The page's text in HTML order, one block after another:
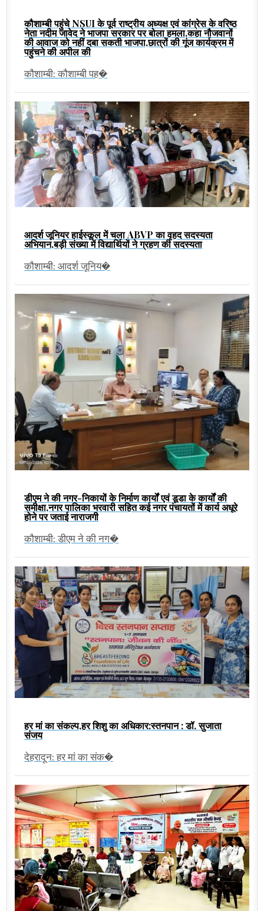
कौशाम्बी पहुंचे NSUI के पूर्व राष्ट्रीय अध्यक्ष एवं कांग्रेस के वरिष्ठ
नेता नदीम जावेद ने भाजपा सरकार पर बोला हमला,कहा नौजवानों
की आवाज को नहीं दबा सकती भाजपा,छात्रों की गूंज कार्यक्रम में
पहुंचने की अपील की
कौशाम्बी: कौशाम्बी पह�
आदर्श जूनियर हाईस्कूल में चला ABVP का वृहद सदस्यता
अभियान,बड़ी संख्या में विद्यार्थियों ने ग्रहण की सदस्यता
कौशाम्बी: आदर्श जूनिय�
डीएम ने की नगर-निकायों के निर्माण कार्यों एवं डूडा के कार्यों की
समीक्षा,नगर पालिका भरवारी सहित कई नगर पंचायतों में कार्य अधूरे
होने पर जताई नाराजगी
कौशाम्बी: डीएम ने की नग�
हर मां का संकल्प,हर शिशु का अधिकार:स्तनपान : डॉ. सुजाता
संजय
देहरादून: हर मां का संक�